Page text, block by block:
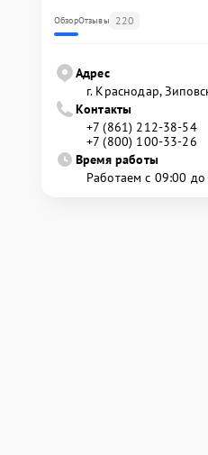
ОбзорОтзывы 220
Адрес
г. Краснодар,
Контакты
+7 (861) 212-38-54
+7 (800) 100-33-26
Время работы
Работаем с 09:00